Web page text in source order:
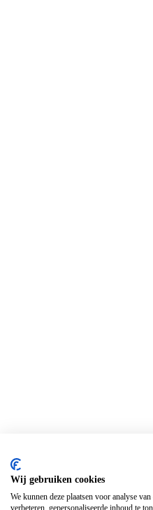
Wij gebruiken cookies
We kunnen deze plaatsen voor analyse
verbeteren, gepersonaliseerde inhoud te